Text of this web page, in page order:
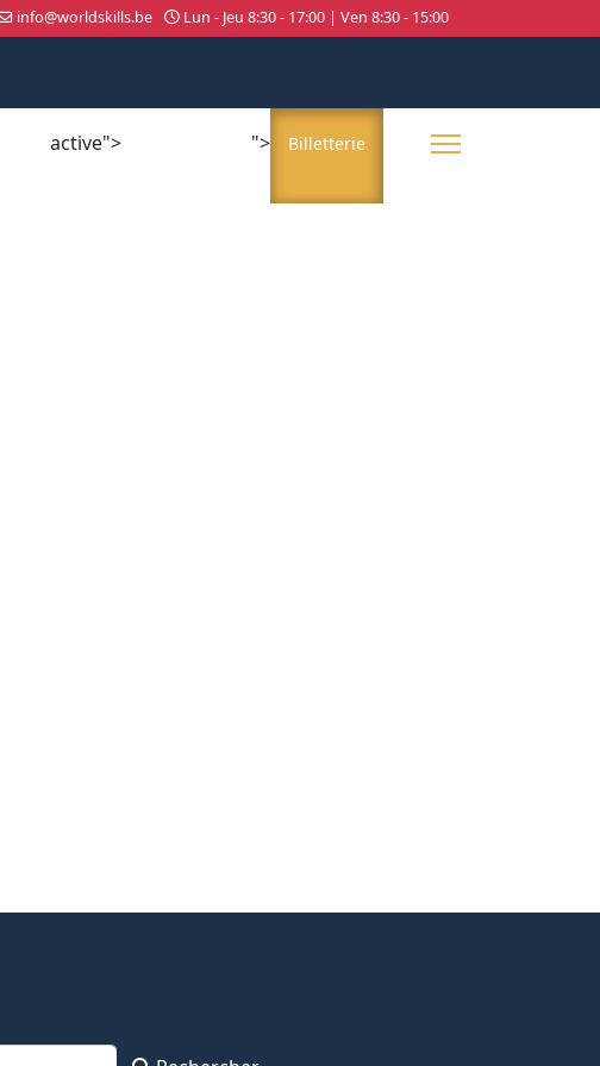
info@worldskills.be Lun - Jeu 8:30 - 17:00 | Ven 8:30 - 15:00
active"> "> Billetterie